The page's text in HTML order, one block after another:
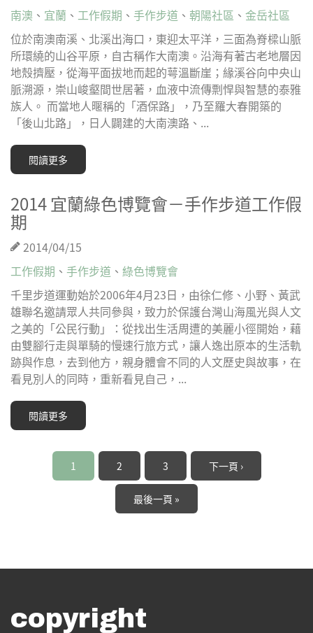
南澳 、 宜蘭 、 工作假期 、 手作步道 、 朝陽社區 、 金岳社區
位於南澳南溪、北溪出海口，東迎太平洋，三面為脊樑山脈
所環繞的山谷平原，自古稱作大南澳。沿海有著古老地層因
地殼擠壓，從海平面拔地而起的萼溫斷崖；緣溪谷向中央山
脈溯源，崇山峻壑間世居著，血液中流傳剽悍與智慧的泰雅
族人。 而當地人暱稱的「酒保路」，乃至羅大春開築的
「後山北路」，日人闢建的大南澳路、...
閱讀更多
2014 宜蘭綠色博覽會－手作步道工作假
期
2014/04/15
工作假期 、 手作步道 、 綠色博覽會
千里步道運動始於2006年4月23日，由徐仁修、小野、黃武
雄聯名邀請眾人共同參與，致力於保護台灣山海風光與人文
之美的「公民行動」：從找出生活周遭的美麗小徑開始，藉
由雙腳行走與單騎的慢速行旅方式，讓人逸出原本的生活軌
跡與作息，去到他方，親身體會不同的人文歷史與故事，在
看見別人的同時，重新看見自己，...
閱讀更多
頁面 1 2 3 下一頁 ›
最後一頁 »
copyright